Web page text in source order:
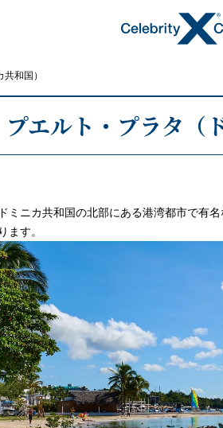
トピックス
客船のご
和国）
プエルト・プラタ（
ミニカ共和国の北部にある港湾都市で有
ます。